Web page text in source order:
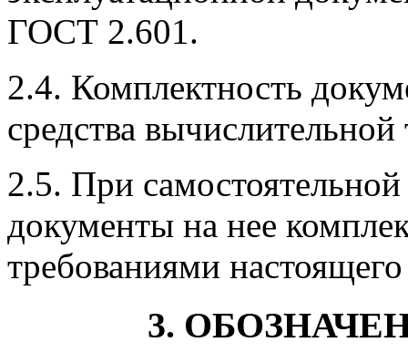
ГОСТ 2.601.
2.4. Комплектность
средства
2.5. При
документы на нее
требованиями настоящего
3.